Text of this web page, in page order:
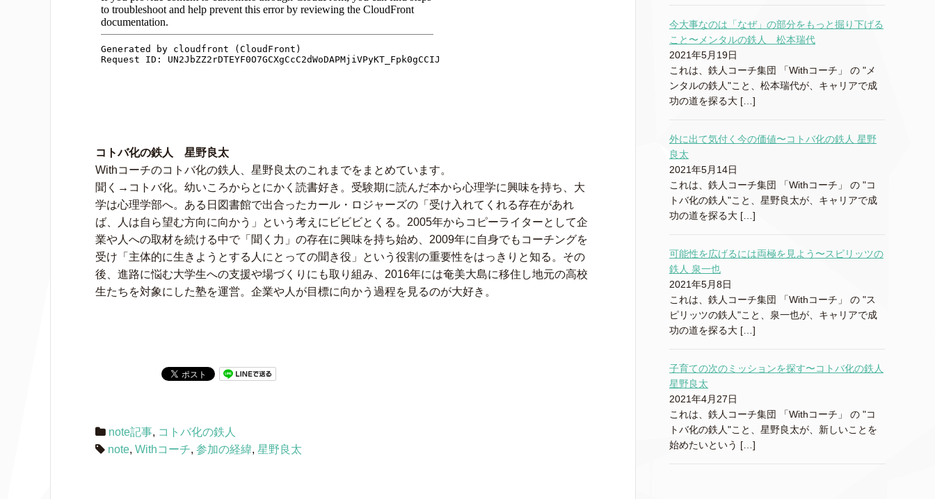
コトバ化の鉄人 星野良太
Withコーチのコトバ化の鉄人、星野良太のこれまでをまとめています。
聞く→コトバ化。幼いころからとにかく読書好き。受験期に読んだ本から心理学に興味を持ち、大
学は心理学部へ。ある日図書館で出合ったカール・ロジャーズの「受け入れてくれる存在があれ
ば、人は自ら望む方向に向かう」という考えにビビビとくる。2005年からコピーライターとして企
業や人への取材を続ける中で「聞く力」の存在に興味を持ち始め、2009年に自身でもコーチングを
受け「主体的に生きようとする人にとっての聞き役」という役割の重要性をはっきりと知る。その
後、進路に悩む大学生への支援や場づくりにも取り組み、2016年には奄美大島に移住し地元の高校
生たちを対象にした塾を運営。企業や人が目標に向かう過程を見るのが大好き。
note記事, コトバ化の鉄人
note, Withコーチ, 参加の経緯, 星野良太
今大事なのは「なぜ」の部分をもっと掘り下げる
こと〜メンタルの鉄人 松本瑞代
2021年5月19日
これは、鉄人コーチ集団 「Withコーチ」 の "メ
ンタルの鉄人"こと、松本瑞代が、キャリアで成
功の道を探る大 […]
外に出て気付く今の価値〜コトバ化の鉄人 星野
良太
2021年5月14日
これは、鉄人コーチ集団 「Withコーチ」 の "コ
トバ化の鉄人"こと、星野良太が、キャリアで成
功の道を探る大 […]
可能性を広げるには両極を見よう〜スピリッツの
鉄人 泉一也
2021年5月8日
これは、鉄人コーチ集団 「Withコーチ」 の "ス
ピリッツの鉄人"こと、泉一也が、キャリアで成
功の道を探る大 […]
子育ての次のミッションを探す〜コトバ化の鉄人
星野良太
2021年4月27日
これは、鉄人コーチ集団 「Withコーチ」 の "コ
トバ化の鉄人"こと、星野良太が、新しいことを
始めたいという […]